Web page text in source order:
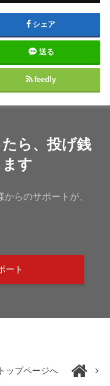
シェア
送る
feedly
ら、投げ銭
す
らのサポートが、
ート
トップページへ